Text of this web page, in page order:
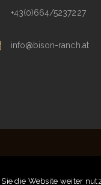
+43(0)664/5237227
info@bison-ranch.at
die Website weiter